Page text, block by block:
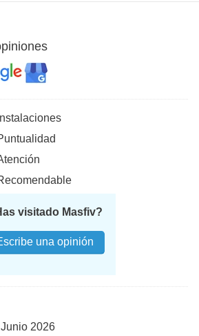
Instalaciones
visitado Masfiv?
una opinión
2026